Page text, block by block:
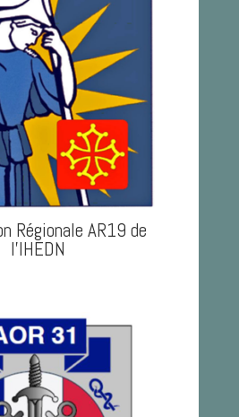
Régionale AR19 de
l'IHEDN